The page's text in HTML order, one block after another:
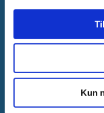
Kun
Få hjælp
Kontakt os
Salgs- og